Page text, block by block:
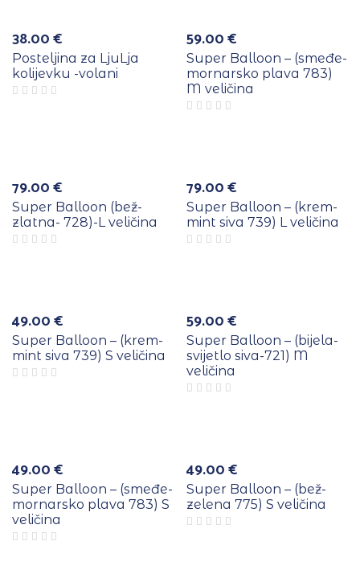
38.00€
Posteljina za LjuLja
kolijevku -volani
59.00€
Super Balloon – (smeđe-
mornarsko plava 783)
M veličina
79.00€
Super Balloon (bež-
zlatna- 728)-L veličina
79.00€
Super Balloon – (krem-
mint siva 739) L veličina
49.00€
Super Balloon – (krem-
mint siva 739) S veličina
59.00€
Super Balloon – (bijela-
svijetlo siva-721) M
veličina
49.00€
Super Balloon – (smeđe-
mornarsko plava 783) S
veličina
49.00€
Super Balloon – (bež-
zelena 775) S veličina